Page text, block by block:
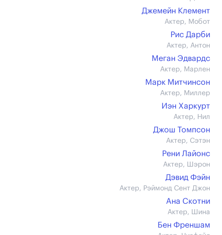
Джемейн Клемент
Актер, Мобот
Рис Дарби
Актер, Антон
Меган Эдвардс
Актер, Марлен
Марк Митчинсон
Актер, Миллер
Иэн Харкурт
Актер, Нил
Джош Томпсон
Актер, Сэтэн
Рени Лайонс
Актер, Шэрон
Дэвид Фэйн
Актер, Рэймонд Сент Джон
Ана Скотни
Актер, Шина
Бен Френшам